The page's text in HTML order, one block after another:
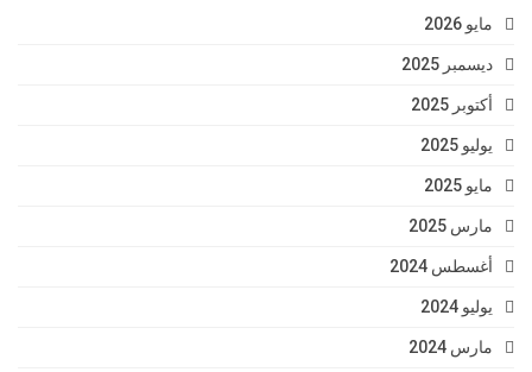
مايو 2026
ديسمبر 2025
أكتوبر 2025
يوليو 2025
مايو 2025
مارس 2025
أغسطس 2024
يوليو 2024
مارس 2024